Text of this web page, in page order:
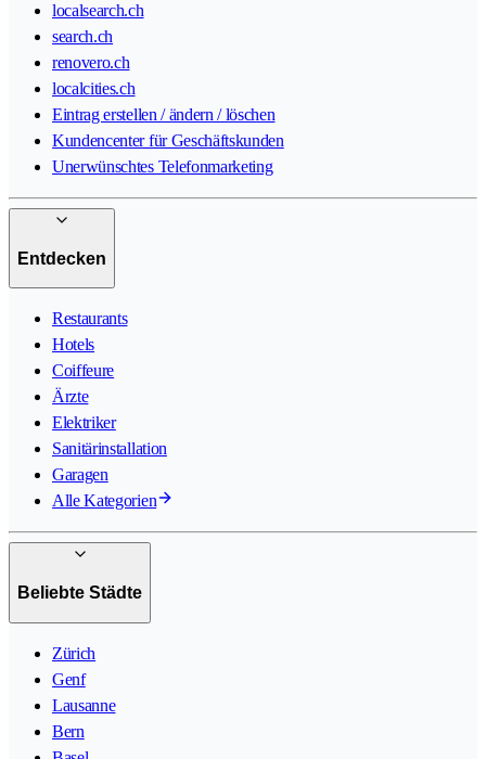
localsearch.ch
search.ch
renovero.ch
localcities.ch
Eintrag erstellen / ändern / löschen
Kundencenter für Geschäftskunden
Unerwünschtes Telefonmarketing
Entdecken
Restaurants
Hotels
Coiffeure
Ärzte
Elektriker
Sanitärinstallation
Garagen
Alle Kategorien
Beliebte Städte
Zürich
Genf
Lausanne
Bern